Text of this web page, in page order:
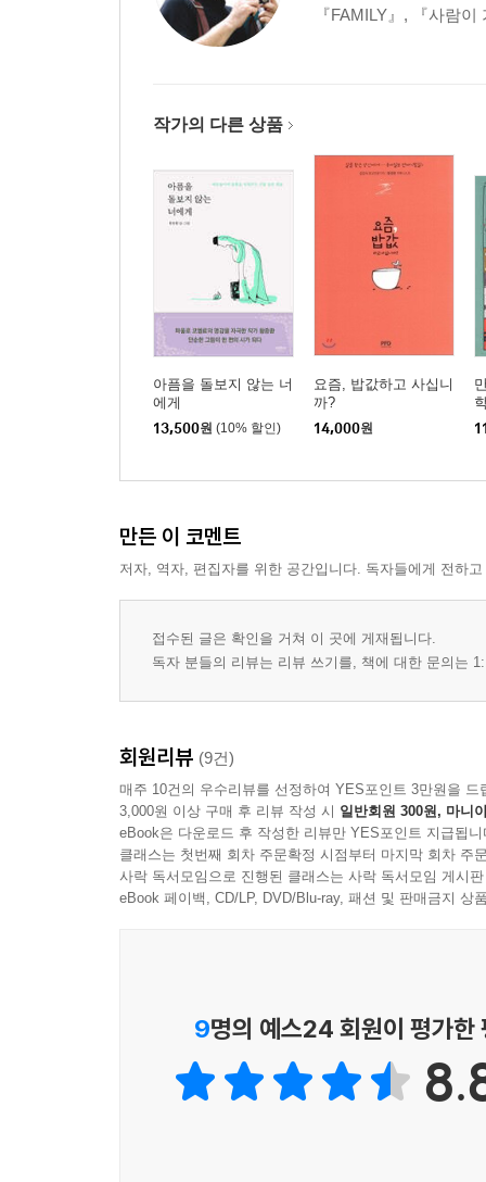
『FAMILY』, 『사람
작가의 다른 상품
아픔을 돌보지 않는 너
에게
13,500원 (10% 할인)
요즘, 밥값하고 사십니
까?
14,000원
만든 이 코멘트
저자, 역자, 편집자를 위한 공간입니다. 독자들에게 전하
접수된 글은 확인을 거쳐 이 곳에 게재됩니다.
독자 분들의 리뷰는 리뷰 쓰기를, 책에 대한 문의는
회원리뷰 (9건)
매주 10건의 우수리뷰를 선정하여 YES포인트 3만원을 드
3,000원 이상 구매 후 리뷰 작성 시 일반회원 300원, 마니
eBook은 다운로드 후 작성한 리뷰만 YES포인트 지급됩니
클래스는 첫번째 회차 주문확정 시점부터 마지막 회차 주
사락 독서모임으로 진행된 클래스는 사락 독서모임 게시
eBook 페이백, CD/LP, DVD/Blu-ray, 패션 및 판매금지 상
9명의 예스24 회원이 평가한